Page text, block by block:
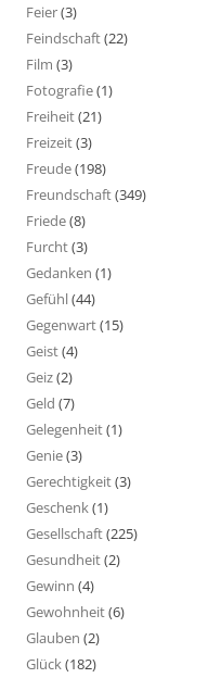
Feier(3)
Feindschaft(22)
Film (3)
Fotografie(1)
Freiheit(21)
Freizeit(3)
Freude(198)
Freundschaft(349)
Friede(8)
Furcht(3)
Gedanken (1)
Gefühl(44)
Gegenwart(15)
Geist(4)
Geiz(2)
Geld (7)
Gelegenheit(1)
Genie(3)
Gerechtigkeit(3)
Geschenk(1)
Gesellschaft(225)
Gesundheit(2)
Gewinn (4)
Gewohnheit(6)
Glauben (2)
Glück(182)